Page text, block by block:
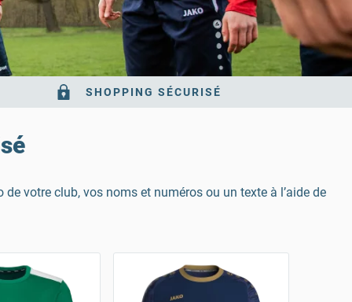
SHOPPING SÉCURISÉ
votre club, vos noms et numéros ou un texte à l’aide de